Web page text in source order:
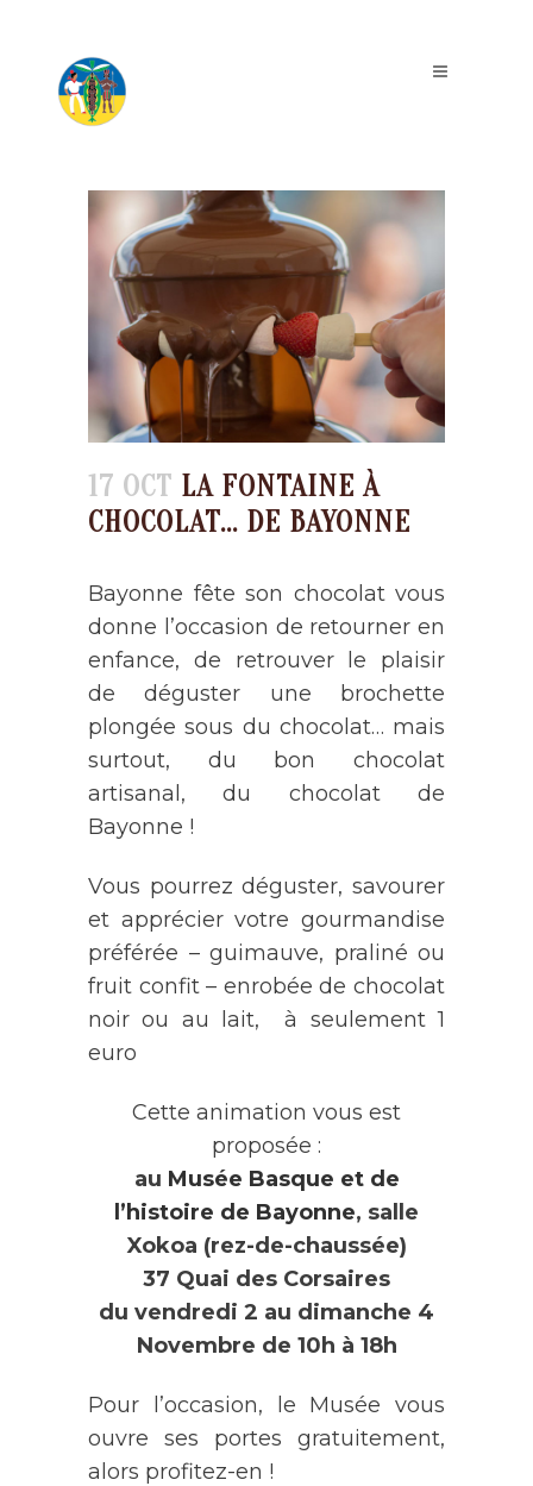
17 OCT LA FONTAINE À
CHOCOLAT… DE BAYONNE
Bayonne fête son chocolat vous
donne l’occasion de retourner en
enfance, de retrouver le plaisir
de déguster une brochette
plongée sous du chocolat… mais
surtout, du bon chocolat
artisanal, du chocolat de
Bayonne !
Vous pourrez déguster, savourer
et apprécier votre gourmandise
préférée – guimauve, praliné ou
fruit confit – enrobée de chocolat
noir ou au lait, à seulement 1
euro
Cette animation vous est
proposée :
au Musée Basque et de
l’histoire de Bayonne, salle
Xokoa (rez-de-chaussée)
37 Quai des Corsaires
du vendredi 2 au dimanche 4
Novembre de 10h à 18h
Pour l’occasion, le Musée vous
ouvre ses portes gratuitement,
alors profitez-en !